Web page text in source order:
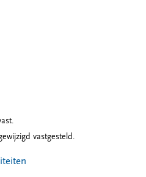
vastgesteld.